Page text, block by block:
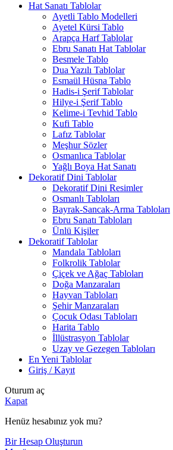
Hat Sanatı Tablolar
Ayetli Tablo Modelleri
Ayetel Kürsi Tablo
Arapça Harf Tablolar
Ebru Sanatı Hat Tablolar
Besmele Tablo
Dua Yazılı Tablolar
Esmaül Hüsna Tablo
Hadis-i Şerif Tablolar
Hilye-i Şerif Tablo
Kelime-i Tevhid Tablo
Kufi Tablo
Lafız Tablolar
Meşhur Sözler
Osmanlıca Tablolar
Yağlı Boya Hat Sanatı
Dekoratif Dini Tablolar
Dekoratif Dini Resimler
Osmanlı Tabloları
Bayrak-Sancak-Arma Tabloları
Ebru Sanatı Tabloları
Ünlü Kişiler
Dekoratif Tablolar
Mandala Tabloları
Folkrolik Tablolar
Çiçek ve Ağaç Tabloları
Doğa Manzaraları
Hayvan Tabloları
Şehir Manzaraları
Çocuk Odası Tabloları
Harita Tablo
İllüstrasyon Tablolar
Uzay ve Gezegen Tabloları
En Yeni Tablolar
Giriş / Kayıt
Oturum aç
Kapat
Henüz hesabınız yok mu?
Bir Hesap Oluşturun